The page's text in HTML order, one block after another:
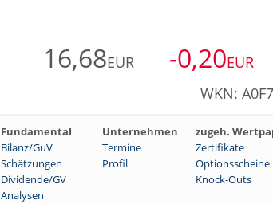
16,68EUR -0,20EUR
WKN:
Fundamental Unternehmen zugeh.
Bilanz/GuV Termine Zertifikate
Schätzungen Profil Optionsscheine
Dividende/GV
Knock-Outs
Analysen